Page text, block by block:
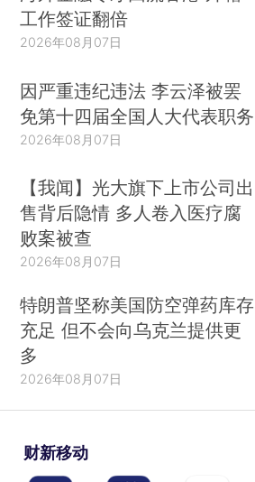
工作签证翻倍
2026年08月07日
因严重违纪违法 李云泽被罢
免第十四届全国人大代表职务
2026年08月07日
【我闻】光大旗下上市公司出
售背后隐情 多人卷入医疗腐
败案被查
2026年08月07日
特朗普坚称美国防空弹药库存
充足 但不会向乌克兰提供更
多
2026年08月07日
财新移动